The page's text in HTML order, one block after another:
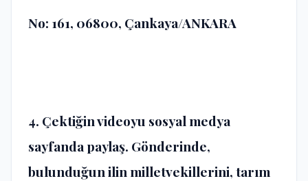
No: 161, 06800, Çankaya/ANKARA
4. Çektiğin videoyu sosyal medya
sayfanda paylaş. Gönderinde,
bulunduğun ilin milletvekillerini, tarım